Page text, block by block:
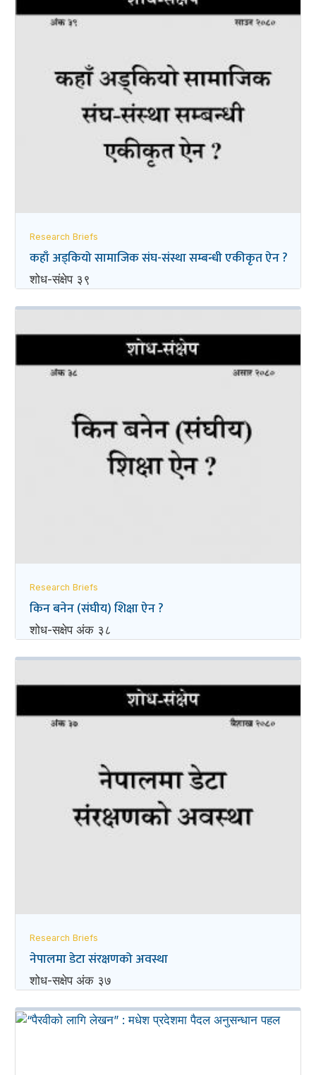
Research Briefs
कहाँ अड्कियो सामाजिक संघ-संस्था सम्बन्धी एकीकृत ऐन ?
शोध-संक्षेप ३९
Research Briefs
किन बनेन (संघीय) शिक्षा ऐन ?
शोध-स‌क्षेप अंक ३८
Research Briefs
नेपालमा डेटा संरक्षणको अवस्था
शोध-स‌क्षेप अंक ३७